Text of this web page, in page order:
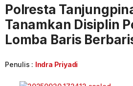
Polresta
Tanamkan Disiplin
Lomba Baris
Penulis : Indra Priyadi